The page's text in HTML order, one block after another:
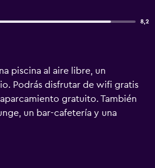
8,2
piscina al aire libre, un
Podrás disfrutar de wifi gratis
gratuito. También
un bar-cafetería y una
45 alojamientos con aire
por pasillos exteriores y caja